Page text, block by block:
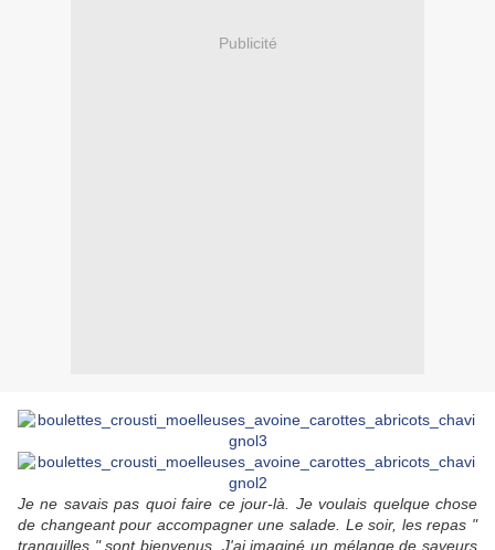
Publicité
Je ne savais pas quoi faire ce jour-là. Je voulais quelque chose
de changeant pour accompagner une salade. Le soir, les repas "
tranquilles " sont bienvenus. J'ai imaginé un mélange de saveurs